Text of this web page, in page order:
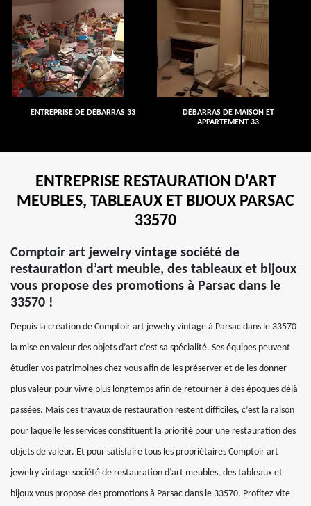
ENTREPRISE DE DÉBARRAS 33
DÉBARRAS DE MAISON ET
APPARTEMENT 33
ENTREPRISE RESTAURATION D'ART
MEUBLES, TABLEAUX ET BIJOUX PARSAC
33570
Comptoir art jewelry vintage société de
restauration d’art meuble, des tableaux et bijoux
vous propose des promotions à Parsac dans le
33570 !
Depuis la création de Comptoir art jewelry vintage à Parsac dans le 33570
la mise en valeur des objets d’art c’est sa spécialité. Ses équipes peuvent
étudier vos patrimoines chez vous afin de les préserver et de les donner
plus valeur pour vivre plus longtemps afin de retourner à des époques déjà
passées. Mais ces travaux de restauration restent difficiles, c’est la raison
pour laquelle les services constituent la priorité pour une restauration des
objets de valeur. Et pour satisfaire tous les propriétaires Comptoir art
jewelry vintage société de restauration d’art meubles, des tableaux et
bijoux vous propose des promotions à Parsac dans le 33570. Profitez vite